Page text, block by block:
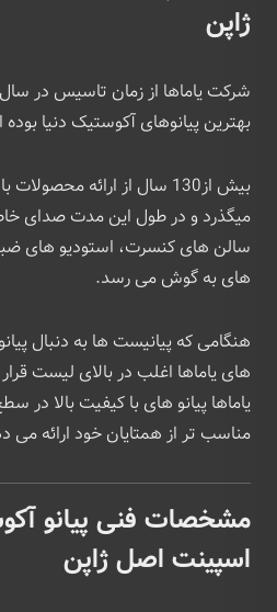
ژاپن
بهترین پیانوهای آکوستیک دنیا
بیش از130 سال از ارائه
میگذرد و در طول این مدت صدای
سالن ‌های کنسرت، استودیو های
های به گوش می رسد.
هنگامی که پیانیست ها به دنبال
های یاماها اغلب در بالای لیست قرار
یاماها پیانو های با کیفیت بالا در
مناسب تر از همتایان خود ارائه می
مشخصات فنی پیانو
اسپینت اصل ژاپن